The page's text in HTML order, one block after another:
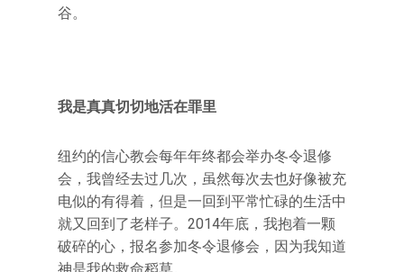
谷。
我是真真切切地活在罪里
纽约的信心教会每年年终都会举办冬令退修
会，我曾经去过几次，虽然每次去也好像被充
电似的有得着，但是一回到平常忙碌的生活中
就又回到了老样子。2014年底，我抱着一颗
破碎的心，报名参加冬令退修会，因为我知道